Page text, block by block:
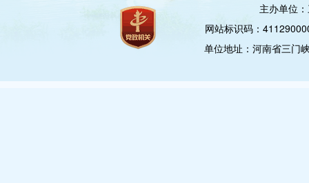
主办单位
网站标识码：
单位地址：河南省三